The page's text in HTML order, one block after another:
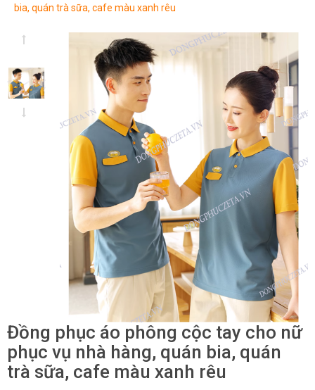
bia, quán trà sữa, cafe màu xanh rêu
Đồng phục áo phông cộc tay cho nữ
phục vụ nhà hàng, quán bia, quán
trà sữa, cafe màu xanh rêu